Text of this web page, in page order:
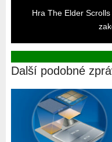
Hra The Elder
Další podobné